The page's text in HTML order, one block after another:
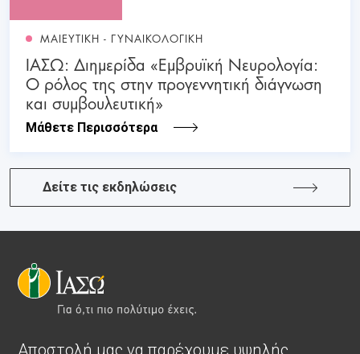
ΜΑΙΕΥΤΙΚΗ - ΓΥΝΑΙΚΟΛΟΓΙΚΗ
ΙΑΣΩ: Διημερίδα «Εμβρυϊκή Νευρολογία:
Ο ρόλος της στην προγεννητική διάγνωση
και συμβουλευτική»
Μάθετε Περισσότερα
Δείτε τις εκδηλώσεις
Αποστολή μας να παρέχουμε υψηλής